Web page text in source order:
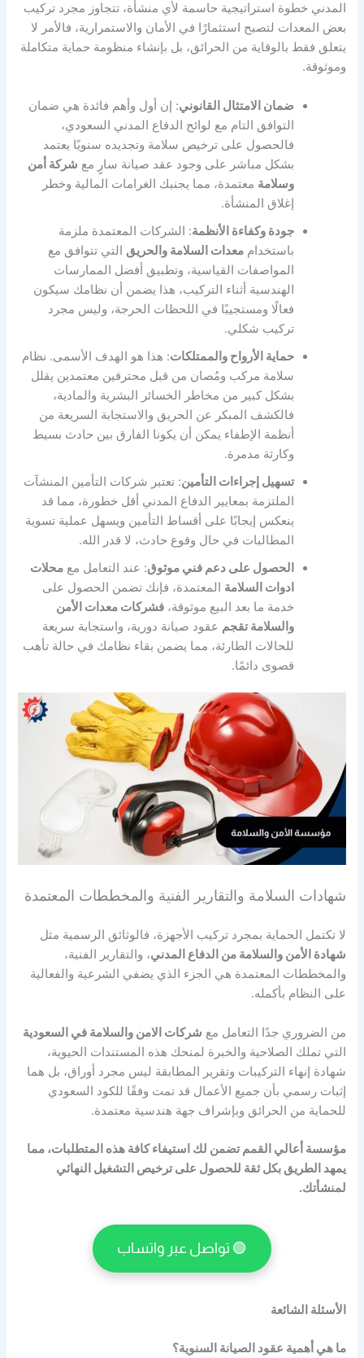
المدني خطوة استراتيجية حاسمة لأي منشأة، تتجاوز مجرد تركيب
بعض المعدات لتصبح استثمارًا في الأمان والاستمرارية، فالأمر لا
يتعلق فقط بالوقاية من الحرائق، بل بإنشاء منظومة حماية متكاملة
وموثوقة.
ضمان الامتثال القانوني: إن أول وأهم فائدة هي ضمان
التوافق التام مع لوائح الدفاع المدني السعودي،
فالحصول على ترخيص سلامة وتجديده سنويًا يعتمد
بشكل مباشر على وجود عقد صيانة سارٍ مع شركة أمن
وسلامة معتمدة، مما يجنبك الغرامات المالية وخطر
إغلاق المنشأة.
جودة وكفاءة الأنظمة: الشركات المعتمدة ملزمة
باستخداممعدات السلامة والحريق التي تتوافق مع
المواصفات القياسية، وتطبيق أفضل الممارسات
الهندسية أثناء التركيب، هذا يضمن أن نظامك سيكون
فعالًا ومستجيبًا في اللحظات الحرجة، وليس مجرد
تركيب شكلي.
حماية الأرواح والممتلكات: هذا هو الهدف الأسمى. نظام
سلامة مركب ومُصان من قبل محترفين معتمدين يقلل
بشكل كبير من مخاطر الخسائر البشرية والمادية،
فالكشف المبكر عن الحريق والاستجابة السريعة من
أنظمة الإطفاء يمكن أن يكونا الفارق بين حادث بسيط
وكارثة مدمرة.
تسهيل إجراءات التأمين: تعتبر شركات التأمين المنشآت
الملتزمة بمعايير الدفاع المدني أقل خطورة، مما قد
ينعكس إيجابًا على أقساط التأمين ويسهل عملية تسوية
المطالبات في حال وقوع حادث، لا قدر الله.
الحصول على دعم فني موثوق: عند التعامل معمحلات
ادوات السلامة المعتمدة، فإنك تضمن الحصول على
خدمة ما بعد البيع موثوقة،فشركات معدات الأمن
والسلامة تقجم عقود صيانة دورية، واستجابة سريعة
للحالات الطارئة، مما يضمن بقاء نظامك في حالة تأهب
قصوى دائمًا.
شهادات السلامة والتقارير الفنية والمخططات المعتمدة
لا تكتمل الحماية بمجرد تركيب الأجهزة، فالوثائق الرسمية مثل
شهادة الأمن والسلامة من الدفاع المدني، والتقارير الفنية،
والمخططات المعتمدة هي الجزء الذي يضفي الشرعية والفعالية
على النظام بأكمله.
من الضروري جدًا التعامل مع شركات الامن والسلامة في السعودية
التي تملك الصلاحية والخبرة لمنحك هذه المستندات الحيوية،
شهادة إنهاء التركيبات وتقرير المطابقة ليس مجرد أوراق، بل هما
إثبات رسمي بأن جميع الأعمال قد تمت وفقًا للكود السعودي
للحماية من الحرائق وبإشراف جهة هندسية معتمدة.
مؤسسة أعالي القمم تضمن لك استيفاء كافة هذه المتطلبات، مما
يمهد الطريق بكل ثقة للحصول على ترخيص التشغيل النهائي
لمنشأتك.
🟢 تواصل عبر واتساب
الأسئلة الشائعة
ما هي أهمية عقود الصيانة السنوية؟